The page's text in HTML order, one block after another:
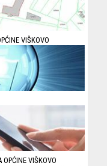
VIŠKOVO
VIŠKOVO